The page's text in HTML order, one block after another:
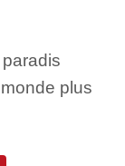
plus